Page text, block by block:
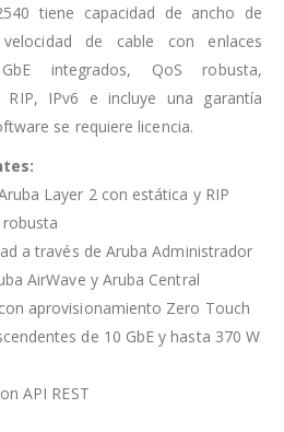
tiene capacidad de ancho de
de cable con enlaces
integrados, QoS robusta,
IPv6 e incluye una garantía
se requiere licencia.
Layer 2 con estática y RIP
a través de Aruba Administrador
AirWave y Aruba Central
aprovisionamiento Zero Touch
de 10 GbE y hasta 370 W
API REST